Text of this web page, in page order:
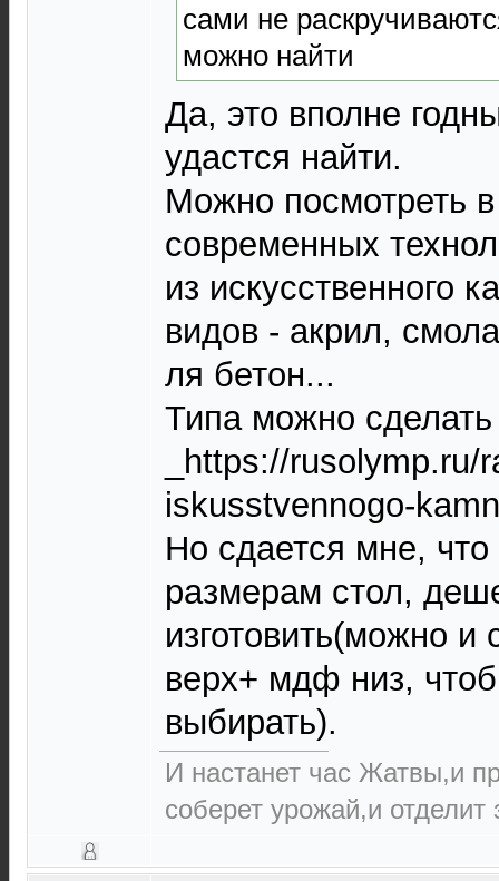
сами не
можно найти
Да, это вполне
удастся найти.
Можно посмотреть
современных
из искусственного
видов - акрил,
ля бетон...
Типа можно
_https://
iskusstvennogo-
Но сдается мне,
размерам стол,
изготовить(можно
верх+ мдф низ,
выбирать).
И настанет час Жатвы,и
соберет урожай,и отделит